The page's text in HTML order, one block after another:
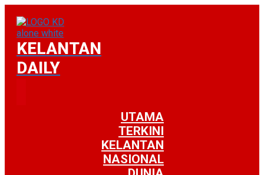
KELANTAN
DAILY
UTAMA
TERKINI
KELANTAN
NASIONAL